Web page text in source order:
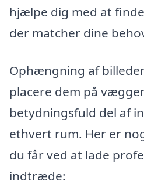
hjælpe dig med at
der matcher dine
Ophængning af
placere dem på
betydningsfuld del af
ethvert rum. Her er
du får ved at lade
indtræde: